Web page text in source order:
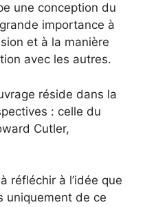
une conception du
importance à
et à la manière
avec les autres.
réside dans la
: celle du
Cutler,
réfléchir à l’idée que
uniquement de ce